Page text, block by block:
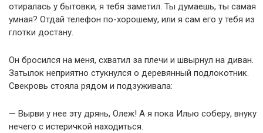
отиралась у бытовки, я тебя заметил. Ты думаешь, ты самая
умная? Отдай телефон по-хорошему, или я сам его у тебя из
глотки достану.
Он бросился на меня, схватил за плечи и швырнул на диван.
Затылок неприятно стукнулся о деревянный подлокотник.
Свекровь стояла рядом и подзуживала:
— Вырви у нее эту дрянь, Олеж! А я пока Илью соберу, внуку
нечего с истеричкой находиться.